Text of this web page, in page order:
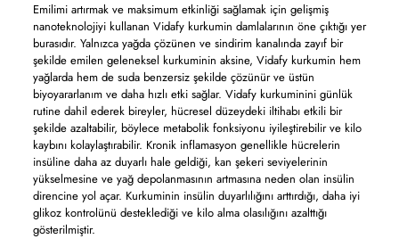
Emilimi artırmak ve maksimum etkinliği sağlamak için gelişmiş
nanoteknolojiyi kullanan Vidafy kurkumin damlalarının öne çıktığı yer
burasıdır. Yalnızca yağda çözünen ve sindirim kanalında zayıf bir
şekilde emilen geleneksel kurkuminin aksine, Vidafy kurkumin hem
yağlarda hem de suda benzersiz şekilde çözünür ve üstün
biyoyararlanım ve daha hızlı etki sağlar. Vidafy kurkuminini günlük
rutine dahil ederek bireyler, hücresel düzeydeki iltihabı etkili bir
şekilde azaltabilir, böylece metabolik fonksiyonu iyileştirebilir ve kilo
kaybını kolaylaştırabilir. Kronik inflamasyon genellikle hücrelerin
insüline daha az duyarlı hale geldiği, kan şekeri seviyelerinin
yükselmesine ve yağ depolanmasının artmasına neden olan insülin
direncine yol açar. Kurkuminin insülin duyarlılığını arttırdığı, daha iyi
glikoz kontrolünü desteklediği ve kilo alma olasılığını azalttığı
gösterilmiştir.